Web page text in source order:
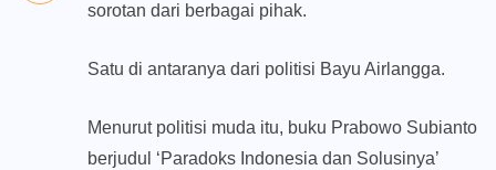
sorotan dari berbagai pihak.
Satu di antaranya dari politisi Bayu Airlangga.
Menurut politisi muda itu, buku Prabowo Subianto
berjudul ‘Paradoks Indonesia dan Solusinya’